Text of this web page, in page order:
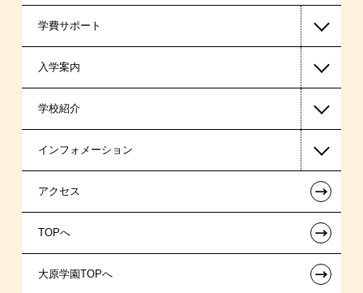
ビジネス系
東京経営大学 学士取得コース
学費サポート
高等教育の修学支援新制度
日本学生支援機構の奨学金
国の教育ローン
提携教育ローン
試験による特待生制度
資格・クラブ活動による特待生制度
入学案内
一般入学
AO入学
指定校推薦入学
特別推薦入学
推薦入学
学校紹介
在校生からあなたへ
夢を叶えた先輩たち
施設・研修所
学生寮・マンションのご案内
インフォメーション
お知らせ・新着情報
在校生へのお知らせ
各種証明書の発行ご希望の方
アクセス ←
TOPへ ←
大原学園TOPへ ←